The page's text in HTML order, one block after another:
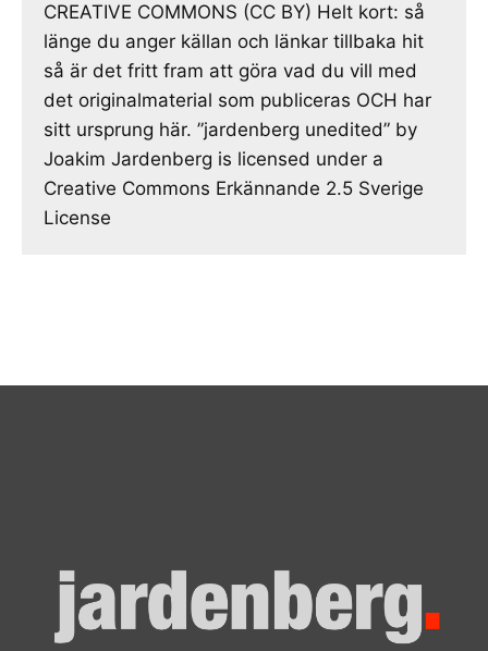
CREATIVE COMMONS (CC BY) Helt kort: så
länge du anger källan och länkar tillbaka hit
så är det fritt fram att göra vad du vill med
det originalmaterial som publiceras OCH har
sitt ursprung här. ”jardenberg unedited” by
Joakim Jardenberg is licensed under a
Creative Commons Erkännande 2.5 Sverige
License